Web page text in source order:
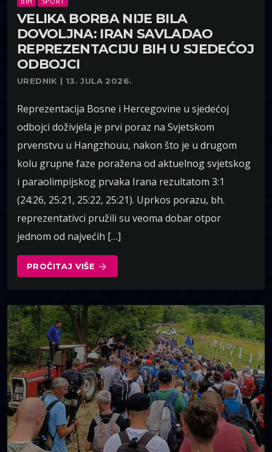
VELIKA BORBA NIJE BILA
DOVOLJNA: IRAN SAVLADAO
REPREZENTACIJU BIH U SJEDEĆOJ
ODBOJCI
UREDNIK | 13. JULA 2026.
Reprezentacija Bosne i Hercegovine u sjedećoj
odbojci doživjela je prvi poraz na Svjetskom
prvenstvu u Hangzhouu, nakon što je u drugom
kolu grupne faze poražena od aktuelnog svjetskog
i paraolimpijskog prvaka Irana rezultatom 3:1
(24:26, 25:21, 25:22, 25:21). Uprkos porazu, bh.
reprezentativci pružili su veoma dobar otpor
jednom od najvećih […]
PROČITAJ VIŠE arrow_forward